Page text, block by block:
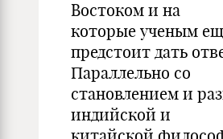
Востоком и на
которые ученым
предстоит дать
Параллельно со
становлением и
индийской и